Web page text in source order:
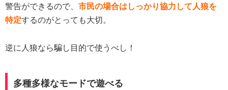
警告ができるので、 市民の場合はしっかり協力して人狼を
特定するのがとっても大切。
逆に人狼なら騙し目的で使うべし！
多種多様なモードで遊べる